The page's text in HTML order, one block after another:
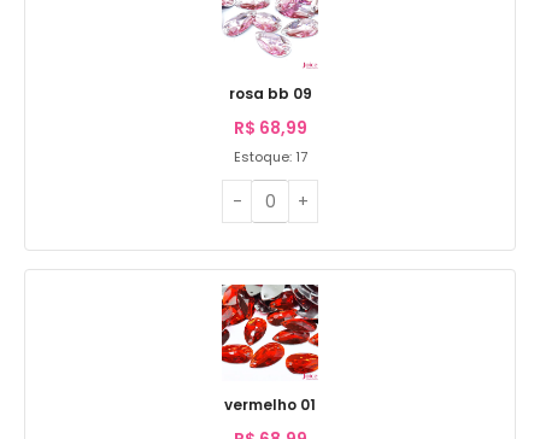
rosa bb 09
R$ 68,99
Estoque: 17
vermelho 01